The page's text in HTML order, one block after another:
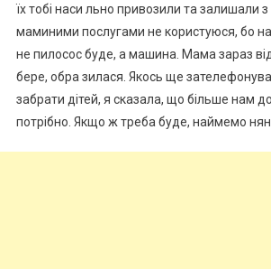
їх тобі наси льно привозили та залишали
маминими послугами не користуюся, бо
не пилосос буде, а машина. Мама зараз
бере, обра зилася. Якось ще
забрати дітей, я сказала, що більше нам
потрібно. Якщо ж треба буде, наймемо